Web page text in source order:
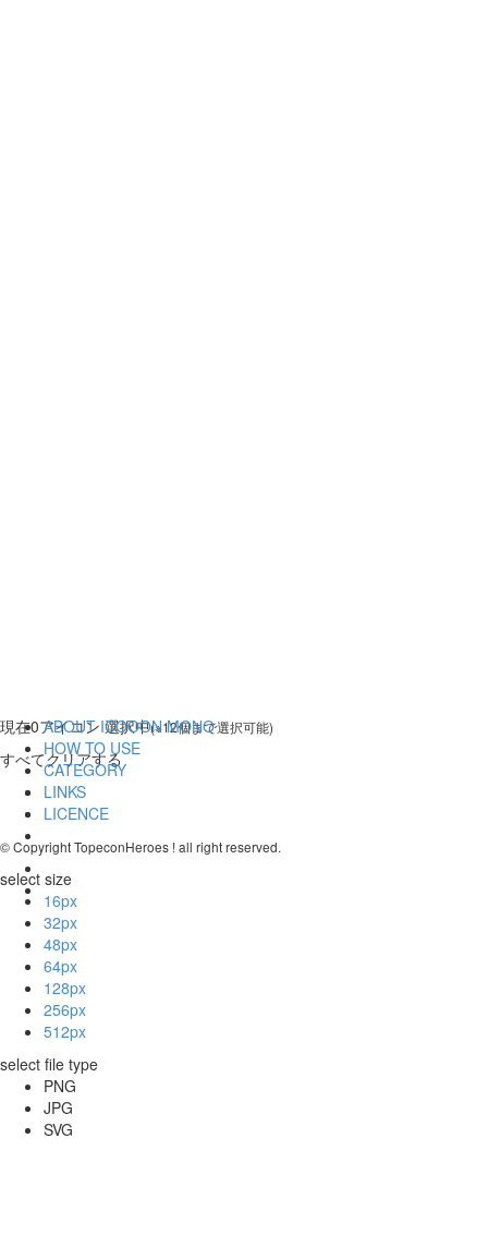
現在0アイコン 選択中(※12個まで選択可能)
すべてクリアする
select size
16px
32px
48px
64px
128px
256px
512px
select file type
PNG
JPG
SVG
ABOUT ICOOON MONO
HOW TO USE
CATEGORY
LINKS
LICENCE
© Copyright TopeconHeroes ! all right reserved.